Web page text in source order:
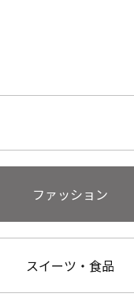
ファッション
スイーツ・食品